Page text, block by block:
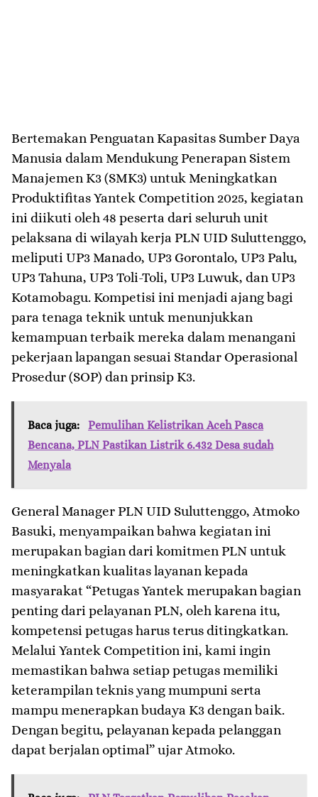
Bertemakan Penguatan Kapasitas Sumber Daya
Manusia dalam Mendukung Penerapan Sistem
Manajemen K3 (SMK3) untuk Meningkatkan
Produktifitas Yantek Competition 2025, kegiatan
ini diikuti oleh 48 peserta dari seluruh unit
pelaksana di wilayah kerja PLN UID Suluttenggo,
meliputi UP3 Manado, UP3 Gorontalo, UP3 Palu,
UP3 Tahuna, UP3 Toli-Toli, UP3 Luwuk, dan UP3
Kotamobagu. Kompetisi ini menjadi ajang bagi
para tenaga teknik untuk menunjukkan
kemampuan terbaik mereka dalam menangani
pekerjaan lapangan sesuai Standar Operasional
Prosedur (SOP) dan prinsip K3.
Baca juga:
Pemulihan Kelistrikan Aceh Pasca
Bencana, PLN Pastikan Listrik 6.432 Desa sudah
Menyala
General Manager PLN UID Suluttenggo, Atmoko
Basuki, menyampaikan bahwa kegiatan ini
merupakan bagian dari komitmen PLN untuk
meningkatkan kualitas layanan kepada
masyarakat “Petugas Yantek merupakan bagian
penting dari pelayanan PLN, oleh karena itu,
kompetensi petugas harus terus ditingkatkan.
Melalui Yantek Competition ini, kami ingin
memastikan bahwa setiap petugas memiliki
keterampilan teknis yang mumpuni serta
mampu menerapkan budaya K3 dengan baik.
Dengan begitu, pelayanan kepada pelanggan
dapat berjalan optimal” ujar Atmoko.